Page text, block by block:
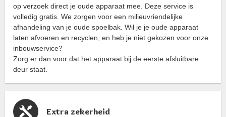
op verzoek direct je oude apparaat mee. Deze service is
volledig gratis. We zorgen voor een milieuvriendelijke
afhandeling van je oude spoelbak. Wil je je oude apparaat
laten afvoeren en recyclen, en heb je niet gekozen voor onze
inbouwservice?
Zorg er dan voor dat het apparaat bij de eerste afsluitbare
deur staat.
Extra zekerheid